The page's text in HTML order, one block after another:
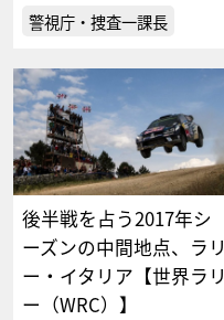
警視庁・捜査一課長
後半戦を占う2017年シ
ーズンの中間地点、ラリ
ー・イタリア【世界ラリ
ー（WRC）】